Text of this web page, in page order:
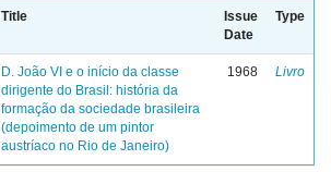
Title
Issue
Date
Type
D. João VI e o início da classe
dirigente do Brasil: história da
formação da sociedade brasileira
(depoimento de um pintor
austríaco no Rio de Janeiro)
1968 Livro